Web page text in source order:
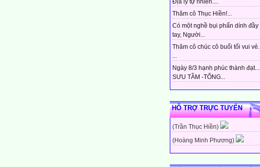
Địa lý tự nhiên....
Thăm cô Thục Hiền!...
Có một nghề bụi phấn dính đầy
tay, Người...
Thăm cô chúc cô buổi tối vui vẻ.
...
Ngày 8/3 hạnh phúc thành đạt...
SƯU TẦM -TỔNG...
HỖ TRỢ TRỰC TUYẾN
(Trần Thục Hiền)
(Hoàng Minh Phương)